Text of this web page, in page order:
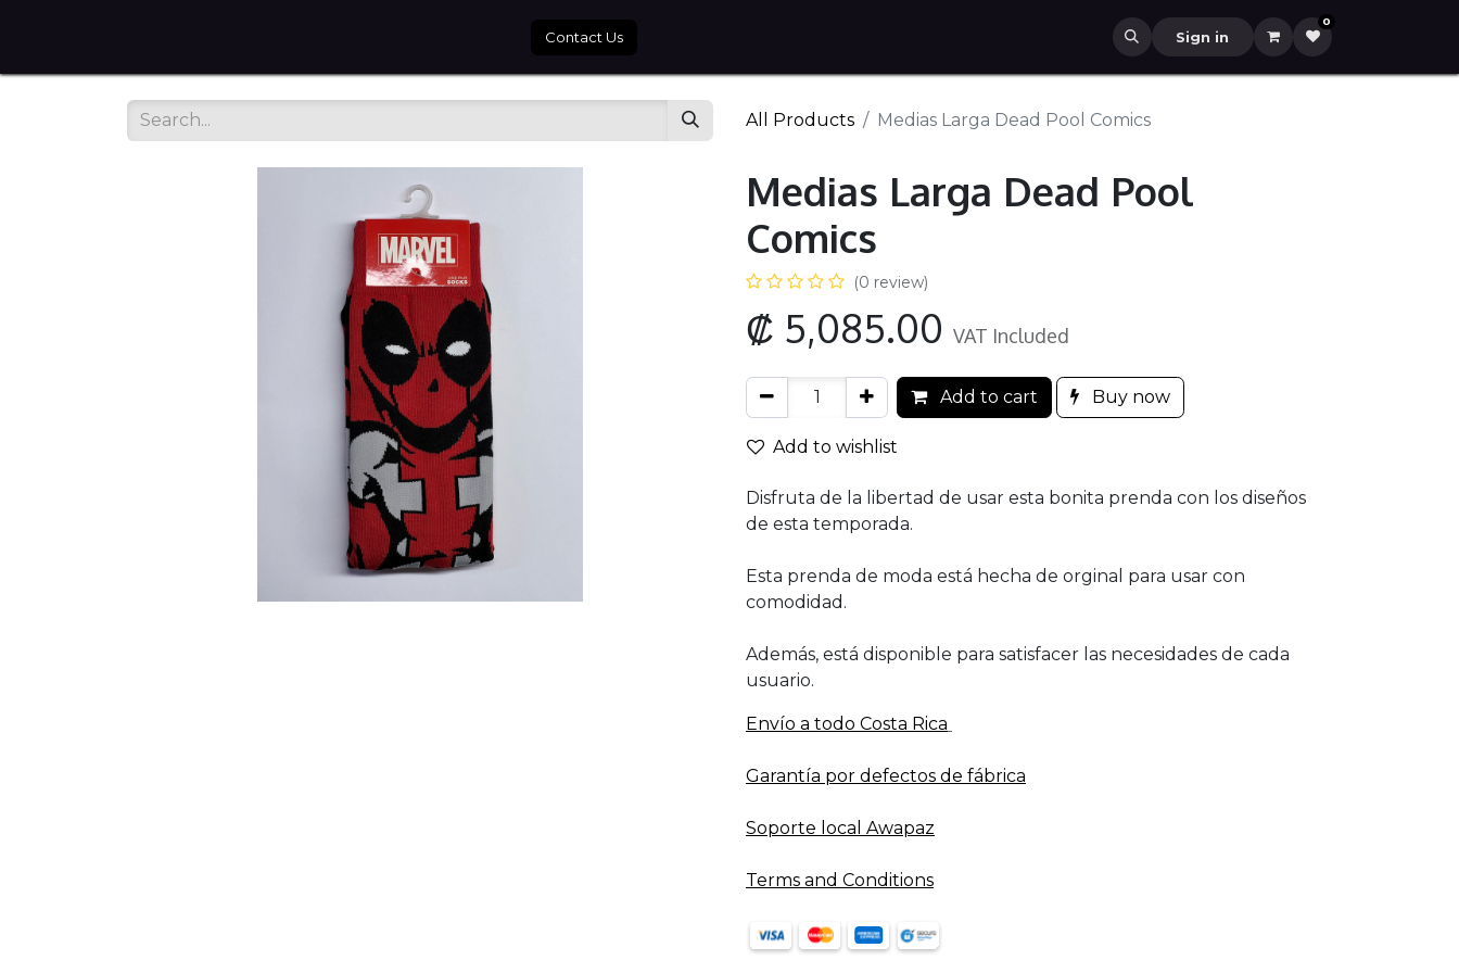
Contact Us Sign in
0
All Products Medias Larga Dead Pool Comics
Medias Larga Dead Pool
Comics
(0 review)
₡ 5,085.00 VAT Included
Add to cart Buy now
Add to wishlist
Disfruta de la libertad de usar esta bonita prenda con los diseños
de esta temporada.
Esta prenda de moda está hecha de orginal para usar con
comodidad.
Además, está disponible para satisfacer las necesidades de cada
usuario.
Envío a todo​ Costa Rica
Garantía por defectos de fábrica
Soporte local Awapaz
Terms and Conditions